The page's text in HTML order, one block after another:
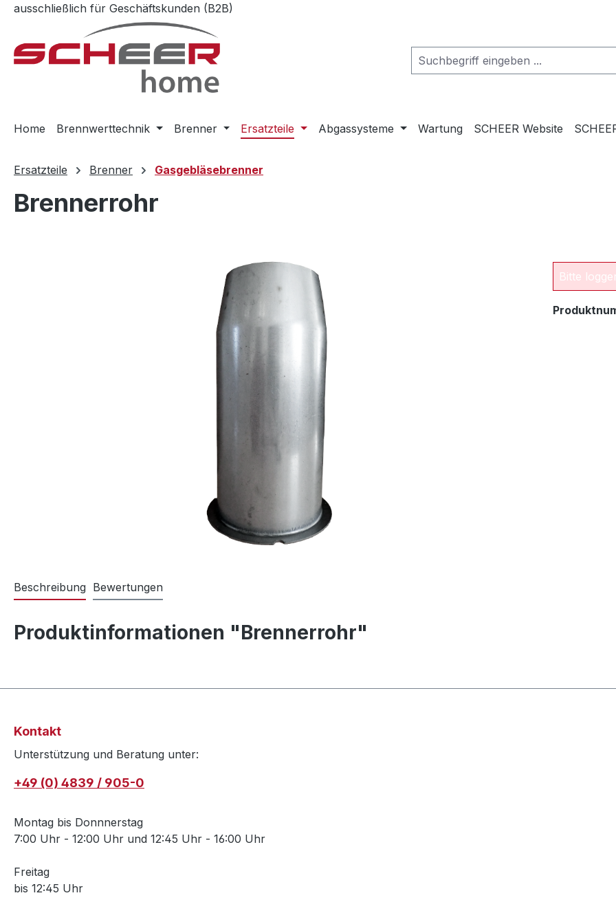
Hauptinhalt springen
Zur Suche springen
Zur Hauptnavigation springen
ausschließlich für Geschäftskunden (B2B)
Home Brennwerttechnik Brenner Ersatzteile Abgassysteme Wartung SCHEER Website
Ersatzteile Brenner Gasgebläsebrenner
Brennerrohr
Bitte
Beschreibung Bewertungen
Produktinformationen "Brennerrohr"
Kontakt
Unterstützung und Beratung unter:
+49 (0) 4839 / 905-0
Montag bis Donnnerstag
7:00 Uhr - 12:00 Uhr und 12:45 Uhr - 16:00 Uhr
Freitag
bis 12:45 Uhr